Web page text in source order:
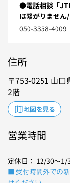
●電話相談「
は繋がりません
050-3358-4009
住所
753-0251 山口
2階
地図を見る
営業時間
定休日： 12/30～1/3
■ 受付時間外での